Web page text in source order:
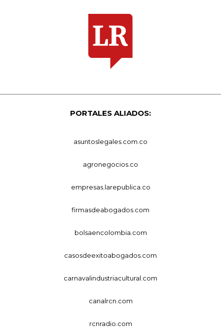
PORTALES ALIADOS:
asuntoslegales.com.co
agronegocios.co
empresas.larepublica.co
firmasdeabogados.com
bolsaencolombia.com
casosdeexitoabogados.com
carnavalindustriacultural.com
canalrcn.com
rcnradio.com